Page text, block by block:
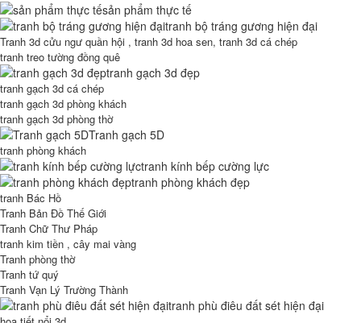
sản phẩm thực tế
tranh bộ tráng gương hiện đại
Tranh 3d cửu ngư quần hội , tranh 3d hoa sen, tranh 3d cá chép
tranh treo tường đồng quê
tranh gạch 3d đẹp
tranh gạch 3d cá chép
tranh gạch 3d phòng khách
tranh gạch 3d phòng thờ
Tranh gạch 5D
tranh phòng khách
tranh kính bếp cường lực
tranh phòng khách đẹp
tranh Bác Hồ
Tranh Bản Đồ Thế Giới
Tranh Chữ Thư Pháp
tranh kim tiền , cây mai vàng
Tranh phòng thờ
Tranh tứ quý
Tranh Vạn Lý Trường Thành
tranh phù điêu đất sét hiện đại